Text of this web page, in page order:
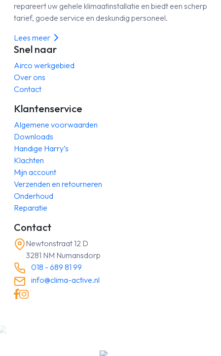
repareert uw gehele klimaatinstallatie en biedt een scherp
tarief, goede service en deskundig personeel.
Lees meer
Snel naar
Airco werkgebied
Over ons
Contact
Klantenservice
Algemene voorwaarden
Downloads
Handige Harry’s
Klachten
Mijn account
Verzenden en retourneren
Onderhoud
Reparatie
Contact
Newtonstraat 12 D
3281 NM Numansdorp
018 - 689 81 99
info@clima-active.nl